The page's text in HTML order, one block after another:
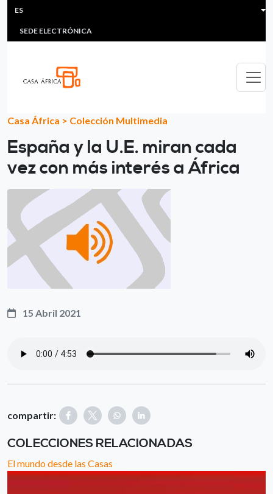
Pasar al contenido principal
HEADER MENU
MULTIMEDIA
SEDE ELECTRÓNICA
ES
Casa África > Colección Multimedia
España y la U.E. miran cada
vez con más interés a África
15 Abril 2021
compartir:
COLECCIONES RELACIONADAS
El mundo desde las Casas